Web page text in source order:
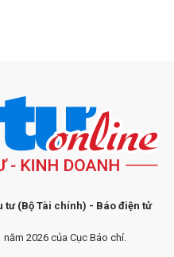
tư (Bộ Tài chính) - Báo điện tử
2026 của Cục Báo chí.